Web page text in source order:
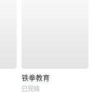
铁拳教育
已完结